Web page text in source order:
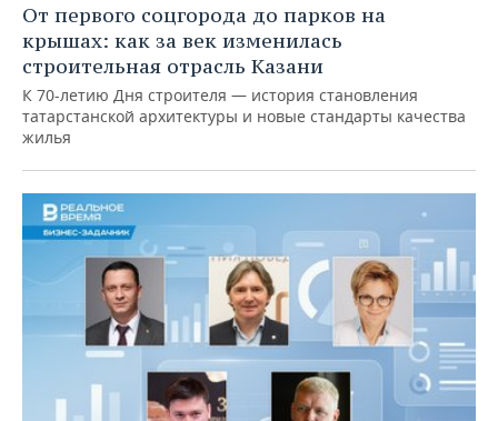
От первого соцгорода до парков на
крышах: как за век изменилась
строительная отрасль Казани
К 70-летию Дня строителя — история становления
татарстанской архитектуры и новые стандарты качества
жилья